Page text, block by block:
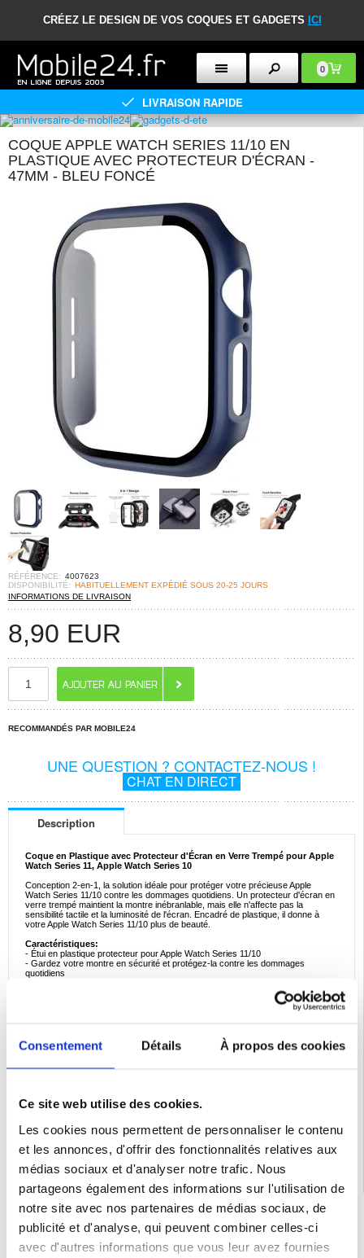
Consentement Détails À propos des cookies
Ce site web utilise des cookies.
Les cookies nous permettent de personnaliser le contenu
et les annonces, d'offrir des fonctionnalités relatives aux
médias sociaux et d'analyser notre trafic. Nous
partageons également des informations sur l'utilisation de
notre site avec nos partenaires de médias sociaux, de
publicité et d'analyse, qui peuvent combiner celles-ci
avec d'autres informations que vous leur avez fournies
CRÉEZ LE DESIGN DE VOS COQUES ET GADGETS ICI
0
LIVRAISON RAPIDE
COQUE APPLE WATCH SERIES 11/10 EN
PLASTIQUE AVEC PROTECTEUR D'ÉCRAN -
47MM - BLEU FONCÉ
RÉFÉRENCE: 4007623
DISPONIBILITÉ: HABITUELLEMENT EXPÉDIÉ SOUS 20-25 JOURS
INFORMATIONS DE LIVRAISON
8,90 EUR
RECOMMANDÉS PAR MOBILE24
UNE QUESTION ? CONTACTEZ-NOUS !
CHAT EN DIRECT
Description
Coque en Plastique avec Protecteur d'Écran en Verre Trempé pour Apple
Watch Series 11, Apple Watch Series 10
Conception 2-en-1, la solution idéale pour protéger votre précieuse Apple
Watch Series 11/10 contre les dommages quotidiens. Un protecteur d'écran en
verre trempé maintient la montre inébranlable, mais elle n'affecte pas la
sensibilité tactile et la luminosité de l'écran. Encadré de plastique, il donne à
votre Apple Watch Series 11/10 plus de beauté.
Caractéristiques:
- Étui en plastique protecteur pour Apple Watch Series 11/10
- Gardez votre montre en sécurité et protégez-la contre les dommages
quotidiens
- Il convient parfaitement à votre Apple Watch Series 11/10 - Installation rapide
- Le boîtier est en plastique durable avec un protecteur d'écran en verre trempé
Compatibilité:Apple Watch Series 11, Apple Watch Series 10
Catégories associées:Accessoires Bluetooth
LIVRAISON RAPIDE
7 % DE RÉDUCTION
POUR LES MEMBRES DU CLUB24